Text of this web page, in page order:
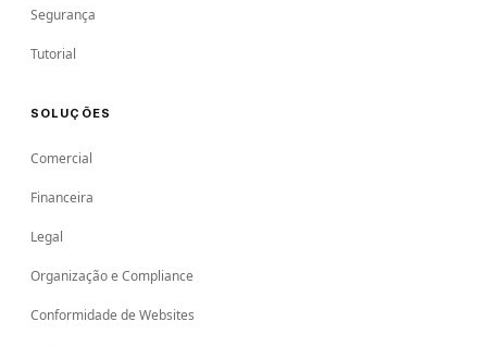
Segurança
Tutorial
SOLUÇÕES
Comercial
Financeira
Legal
Organização e Compliance
Conformidade de Websites